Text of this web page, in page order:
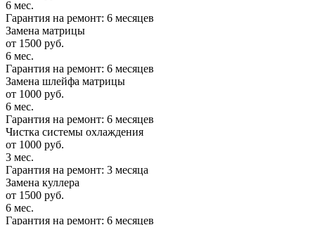
6 мес.
Гарантия на ремонт: 6 месяцев
Замена матрицы
от 1500 руб.
6 мес.
Гарантия на ремонт: 6 месяцев
Замена шлейфа матрицы
от 1000 руб.
6 мес.
Гарантия на ремонт: 6 месяцев
Чистка системы охлаждения
от 1000 руб.
3 мес.
Гарантия на ремонт: 3 месяца
Замена куллера
от 1500 руб.
6 мес.
Гарантия на ремонт: 6 месяцев